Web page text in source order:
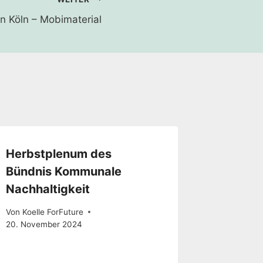
Köln – Mobimaterial
Herbstplenum des
Bündnis Kommunale
Nachhaltigkeit
Von Koelle ForFuture
20. November 2024